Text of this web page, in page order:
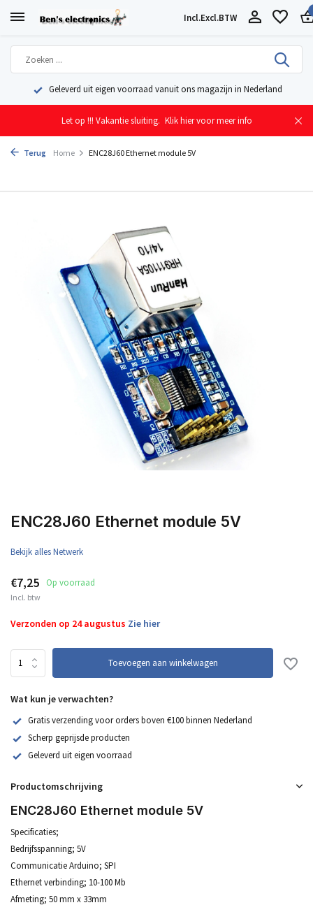
Incl.Excl.BTW
Geleverd uit eigen voorraad vanuit ons magazijn in Nederland
Let op !!! Vakantie sluiting. Klik hier voor meer info
Terug Home ENC28J60 Ethernet module 5V
ENC28J60 Ethernet module 5V
Bekijk alles Netwerk
€7,25 Op voorraad
Incl. btw
Verzonden op 24 augustus Zie hier
Toevoegen aan winkelwagen
Wat kun je verwachten?
Gratis verzending voor orders boven €100 binnen Nederland
Scherp geprijsde producten
Geleverd uit eigen voorraad
Productomschrijving
ENC28J60 Ethernet module 5V
Specificaties;
Bedrijfsspanning; 5V
Communicatie Arduino; SPI
Ethernet verbinding; 10-100 Mb
Afmeting; 50 mm x 33mm